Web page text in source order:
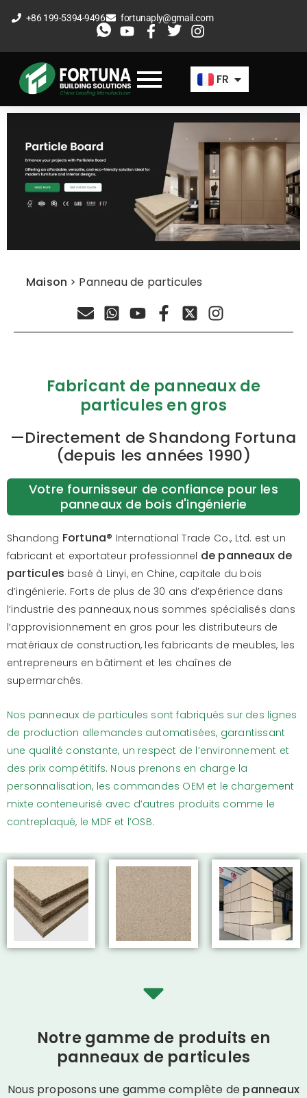
au
+86 199-5394-9496 fortunaply@gmail.com
FR
ES
AR
Maison > Panneau de particules
Fabricant de panneaux de
particules en gros
—Directement de Shandong Fortuna
(depuis les années 1990)
Votre fournisseur de confiance pour les
panneaux de bois d'ingénierie
Shandong Fortuna® International Trade Co., Ltd. est un
fabricant et exportateur professionnel de panneaux de
particules basé à Linyi, en Chine, capitale du bois
d’ingénierie. Forts de plus de 30 ans d’expérience dans
l’industrie des panneaux, nous sommes spécialisés dans
l’approvisionnement en gros pour les distributeurs de
matériaux de construction, les fabricants de meubles, les
entrepreneurs en bâtiment et les chaînes de
supermarchés.
Nos panneaux de particules sont fabriqués sur des lignes
de production allemandes automatisées, garantissant
une qualité constante, un respect de l’environnement et
des prix compétitifs. Nous prenons en charge la
personnalisation, les commandes OEM et le chargement
mixte conteneurisé avec d’autres produits comme le
contreplaqué, le MDF et l’OSB.
Notre gamme de produits en
panneaux de particules
Nous proposons une gamme complète de panneaux